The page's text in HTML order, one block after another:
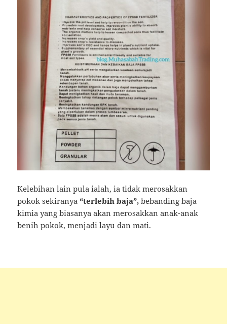
Kelebihan lain pula ialah, ia tidak merosakkan
pokok sekiranya“terlebih baja”, bebanding baja
kimia yang biasanya akan merosakkan anak-anak
benih pokok, menjadi layu dan mati.